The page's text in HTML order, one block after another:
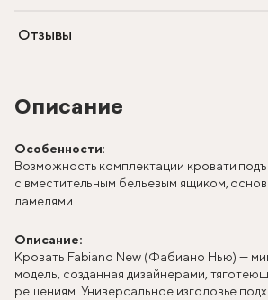
Описание
Особенности:
Возможность комплектации кровати
с вместительным бельевым ящиком,
ламелями.
Описание:
Кровать Fabiano New (Фабиано Нью) —
модель, созданная дизайнерами,
решениям. Универсальное изголовье
Отзывы